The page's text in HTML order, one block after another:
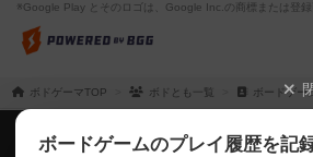
※Google Play とそのロゴは、Google Inc.の商標または登録
ボドゲーマTOP ボドとも一覧 ボードゲー
ボードゲームのプレイ履歴を記
ボドゲーマTOP